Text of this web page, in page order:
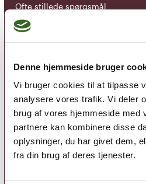
Denne hjemmeside bruger
Vi bruger cookies til at tilpasse
analysere vores trafik. Vi deler
brug af vores hjemmeside med
partnere kan kombinere disse
oplysninger, du har givet dem,
fra din brug af deres tjenester.
Ofte stillede spørgsmål
Psykoterapeuter nær dig
Medlemskab
Optagelseskriterier
Kontingent
Nyheder
Tidsskrift for Psykoterapi
Tilmeld nyhedsbrev